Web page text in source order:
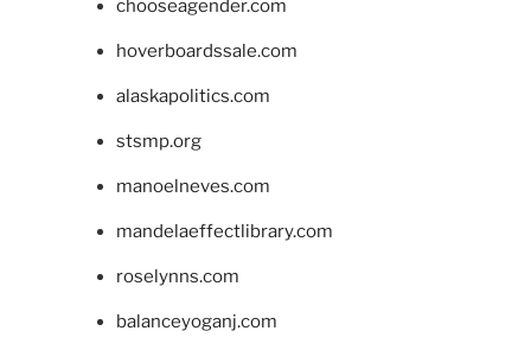
chooseagender.com
hoverboardssale.com
alaskapolitics.com
stsmp.org
manoelneves.com
mandelaeffectlibrary.com
roselynns.com
balanceyoganj.com